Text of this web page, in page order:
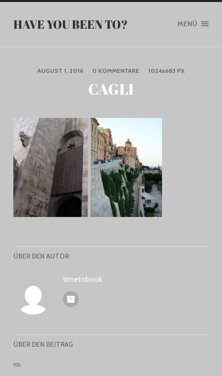
HAVE YOU BEEN TO? MENÜ
AUGUST 1, 2016 0 KOMMENTARE 1024x683 PX
CAGLI
ÜBER DEN AUTOR
timetobook
ÜBER DEN BEITRAG